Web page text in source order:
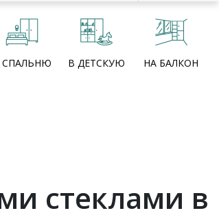
СПАЛЬНЮ В ДЕТСКУЮ НА БАЛКОН
стеклами в